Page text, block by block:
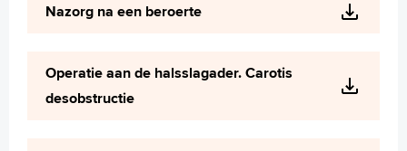
Nazorg na een beroerte
Operatie aan de halsslagader. Carotis
desobstructie